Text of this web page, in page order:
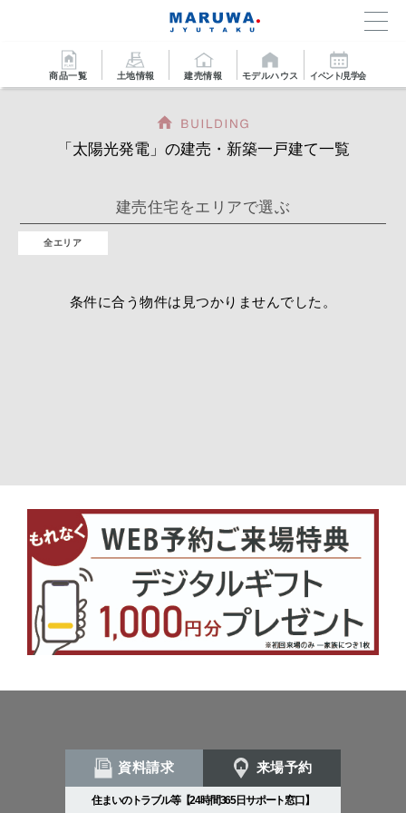
商品一覧 土地情報 建売情報 モデルハウス イベント/見学会
「太陽光発電」の建売・新築一戸建て一覧
建売住宅をエリアで選ぶ
全エリア
条件に合う物件は見つかりませんでした。
資料請求 来場予約
住まいのトラブル等【24時間365日サポート窓口】